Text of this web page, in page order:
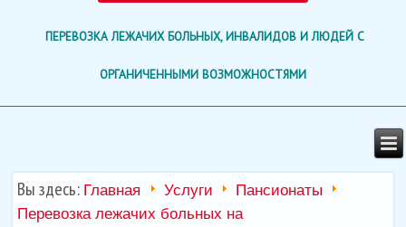
ПЕРЕВОЗКА ЛЕЖАЧИХ БОЛЬНЫХ, ИНВАЛИДОВ И ЛЮДЕЙ С
ОРГАНИЧЕННЫМИ ВОЗМОЖНОСТЯМИ
Вы здесь: Главная Услуги
Пансионаты
Перевозка лежачих больных на